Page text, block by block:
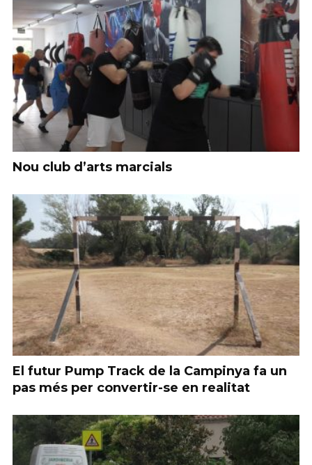
Nou club d’arts marcials
El futur Pump Track de la Campinya fa un
pas més per convertir-se en realitat